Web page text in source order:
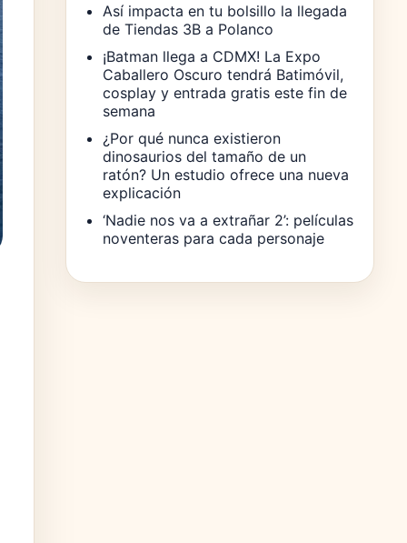
Así impacta en tu bolsillo la llegada
de Tiendas 3B a Polanco
¡Batman llega a CDMX! La Expo
Caballero Oscuro tendrá Batimóvil,
cosplay y entrada gratis este fin de
semana
¿Por qué nunca existieron
dinosaurios del tamaño de un
ratón? Un estudio ofrece una nueva
explicación
‘Nadie nos va a extrañar 2’: películas
noventeras para cada personaje